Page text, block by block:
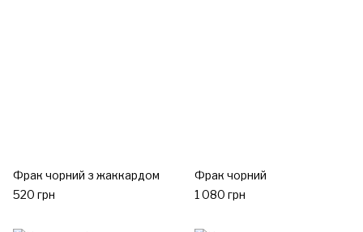
Фрак чорний з жаккардом
520 грн
Фрак чорний
1 080 грн